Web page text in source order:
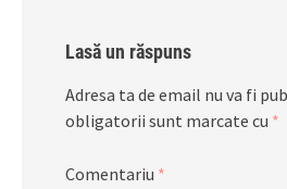
Lasă un răspuns
Adresa ta de email nu va fi
obligatorii sunt marcate cu *
Comentariu *